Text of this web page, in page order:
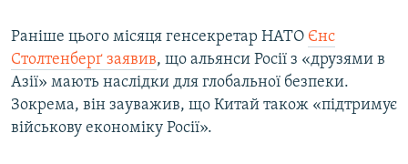
Раніше цього місяця генсекретар НАТО Єнс
Столтенберґ заявив, що альянси Росії з «друзями в
Азії» мають наслідки для глобальної безпеки.
Зокрема, він зауважив, що Китай також «підтримує
військову економіку Росії».